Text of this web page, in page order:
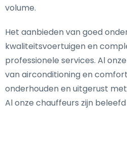
volume.
Het aanbieden van goed
kwaliteitsvoertuigen en
professionele services. Al
van airconditioning en
onderhouden en uitgerust
Al onze chauffeurs zijn